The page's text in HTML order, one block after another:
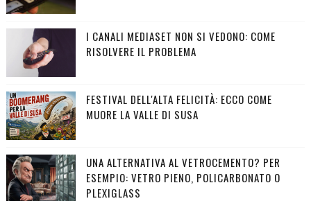
I CANALI MEDIASET NON SI VEDONO: COME
RISOLVERE IL PROBLEMA
FESTIVAL DELL'ALTA FELICITÀ: ECCO COME
MUORE LA VALLE DI SUSA
UNA ALTERNATIVA AL VETROCEMENTO? PER
ESEMPIO: VETRO PIENO, POLICARBONATO O
PLEXIGLASS